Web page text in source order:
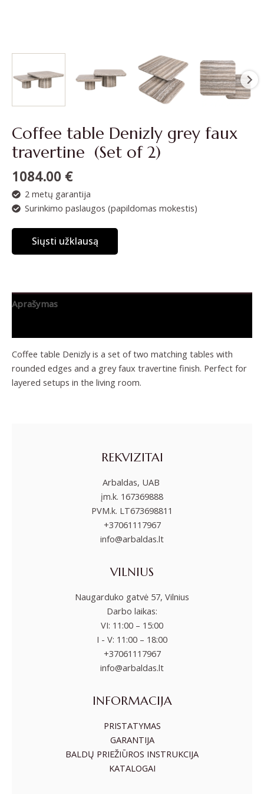
Coffee table Denizly grey faux
travertine (Set of 2)
1084.00 €
2 metų garantija
Surinkimo paslaugos (papildomas mokestis)
Siųsti užklausą
Aprašymas
Coffee table Denizly is a set of two matching tables with
rounded edges and a grey faux travertine finish. Perfect for
layered setups in the living room.
REKVIZITAI
Arbaldas, UAB
įm.k. 167369888
PVM.k. LT673698811
+37061117967
info@arbaldas.lt
VILNIUS
Naugarduko gatvė 57, Vilnius
Darbo laikas:
VI: 11:00 – 15:00
I - V: 11:00 – 18:00
+37061117967
info@arbaldas.lt
INFORMACIJA
PRISTATYMAS
GARANTIJA
BALDŲ PRIEŽIŪROS INSTRUKCIJA
KATALOGAI